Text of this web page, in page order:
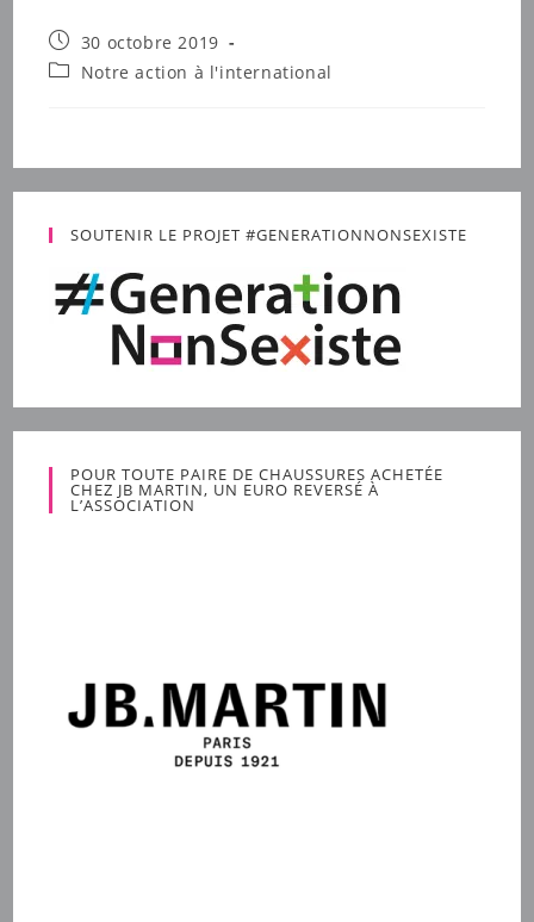
Publication
publiée :
30 octobre 2019
PostNotre action à l'international
SOUTENIR LE PROJET #GENERATIONNONSEXISTE
POUR TOUTE PAIRE DE CHAUSSURES ACHETÉE
CHEZ JB MARTIN, UN EURO REVERSÉ À
L’ASSOCIATION